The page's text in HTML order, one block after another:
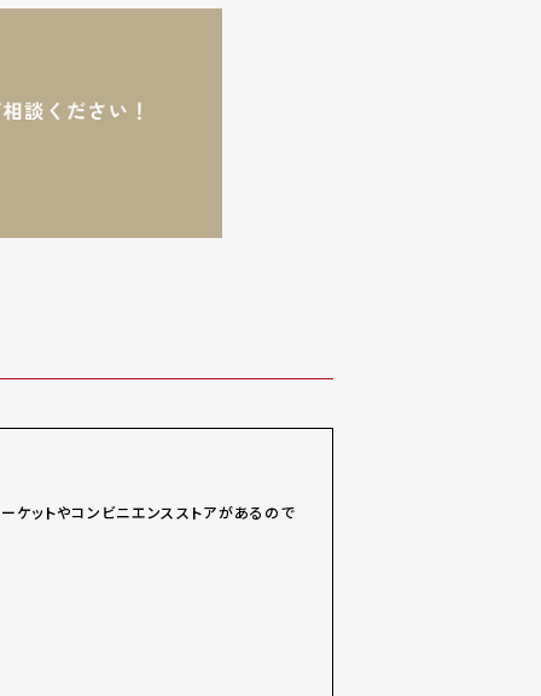
ケットやコンビニエンスストアがあるので